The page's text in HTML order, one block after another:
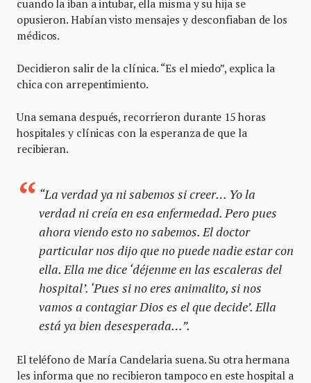
cuando la iban a intubar, ella misma y su hija se
opusieron. Habían visto mensajes y desconfiaban de los
médicos.
Decidieron salir de la clínica. “Es el miedo”, explica la
chica con arrepentimiento.
Una semana después, recorrieron durante 15 horas
hospitales y clínicas con la esperanza de que la
recibieran.
“La verdad ya ni sabemos si creer… Yo la
verdad ni creía en esa enfermedad. Pero pues
ahora viendo esto no sabemos. El doctor
particular nos dijo que no puede nadie estar con
ella. Ella me dice ‘déjenme en las escaleras del
hospital’. ‘Pues si no eres animalito, si nos
vamos a contagiar Dios es el que decide’. Ella
está ya bien desesperada…”.
El teléfono de María Candelaria suena. Su otra hermana
les informa que no recibieron tampoco en este hospital a